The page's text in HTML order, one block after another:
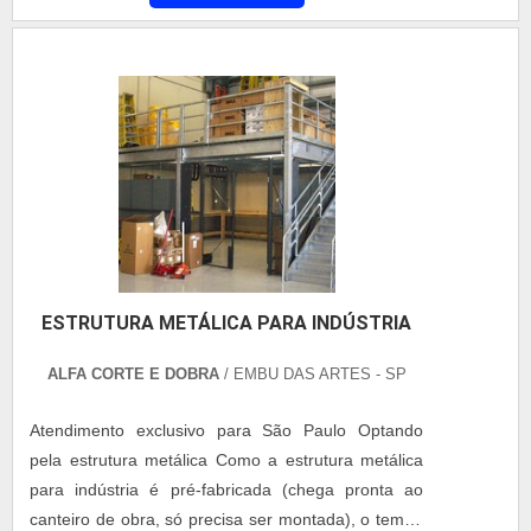
motivo é aconselhável que você procure uma
maior vantagem de se contrata....
ESTRUTURA METÁLICA PARA INDÚSTRIA
ALFA CORTE E DOBRA/ EMBU DAS ARTES - SP
Atendimento exclusivo para São Paulo Optando
pela estrutura metálica Como a estrutura metálica
para indústria é pré-fabricada (chega pronta ao
canteiro de obra, só precisa ser montada), o tempo